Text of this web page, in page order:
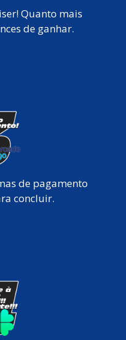
Quanto mais
de ganhar.
de pagamento
concluir.